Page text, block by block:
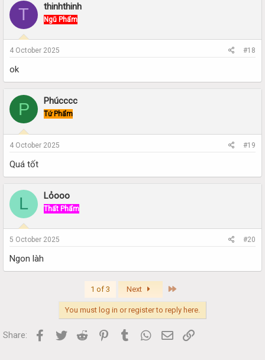
T thinhthinh
Ngũ Phẩm
4 October 2025 #18
ok
P Phúcccc
Tứ Phẩm
4 October 2025 #19
Quá tốt
L Lỏooo
Thất Phẩm
5 October 2025 #20
Ngon làh
1 of 3 Next
You must log in or register to reply here.
Share: Facebook
Twitter Reddit PinterestTumblr WhatsApp
Email